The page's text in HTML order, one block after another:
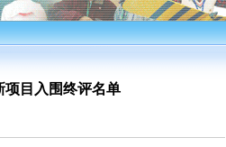
项目入围终评名单